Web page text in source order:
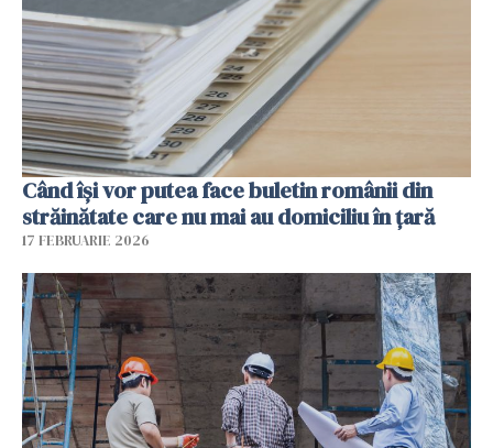
Când își vor putea face buletin românii din
străinătate care nu mai au domiciliu în țară
17 FEBRUARIE 2026